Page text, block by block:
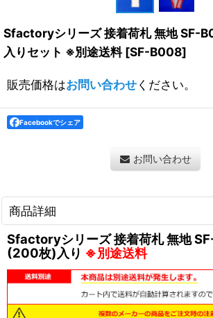
Sfactoryシリーズ 接着荷札 無地 SF-
入りセット ※別途送料 [SF-B008]
販売価格はお問い合わせください。
Facebookでシェア
お問い合わせ
商品詳細
Sfactoryシリーズ 接着荷札 無地
(200枚)入り ※別途送料